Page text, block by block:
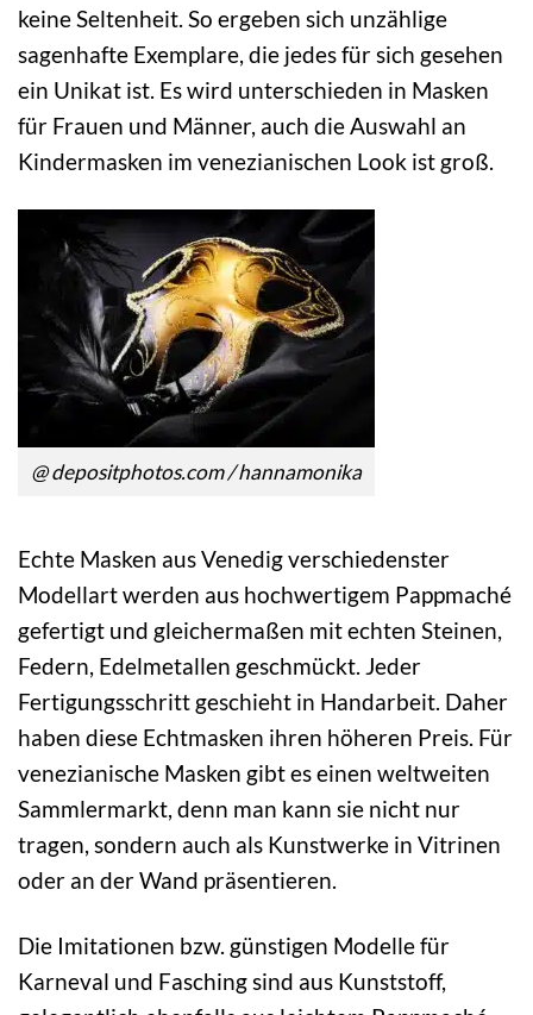
keine Seltenheit. So ergeben sich unzählige
sagenhafte Exemplare, die jedes für sich gesehen
ein Unikat ist. Es wird unterschieden in Masken
für Frauen und Männer, auch die Auswahl an
Kindermasken im venezianischen Look ist groß.
@ depositphotos.com / hannamonika
Echte Masken aus Venedig verschiedenster
Modellart werden aus hochwertigem Pappmaché
gefertigt und gleichermaßen mit echten Steinen,
Federn, Edelmetallen geschmückt. Jeder
Fertigungsschritt geschieht in Handarbeit. Daher
haben diese Echtmasken ihren höheren Preis. Für
venezianische Masken gibt es einen weltweiten
Sammlermarkt, denn man kann sie nicht nur
tragen, sondern auch als Kunstwerke in Vitrinen
oder an der Wand präsentieren.
Die Imitationen bzw. günstigen Modelle für
Karneval und Fasching sind aus Kunststoff,